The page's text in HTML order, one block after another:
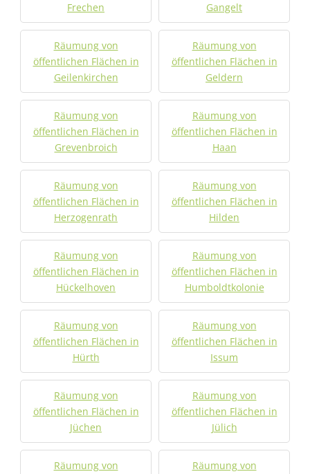
Frechen
Gangelt
Räumung von
öffentlichen Flächen in
Geilenkirchen
Räumung von
öffentlichen Flächen in
Geldern
Räumung von
öffentlichen Flächen in
Grevenbroich
Räumung von
öffentlichen Flächen in
Haan
Räumung von
öffentlichen Flächen in
Herzogenrath
Räumung von
öffentlichen Flächen in
Hilden
Räumung von
öffentlichen Flächen in
Hückelhoven
Räumung von
öffentlichen Flächen in
Humboldtkolonie
Räumung von
öffentlichen Flächen in
Hürth
Räumung von
öffentlichen Flächen in
Issum
Räumung von
öffentlichen Flächen in
Jüchen
Räumung von
öffentlichen Flächen in
Jülich
Räumung von
Räumung von